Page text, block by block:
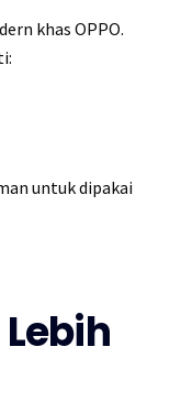
khas OPPO.
untuk dipakai